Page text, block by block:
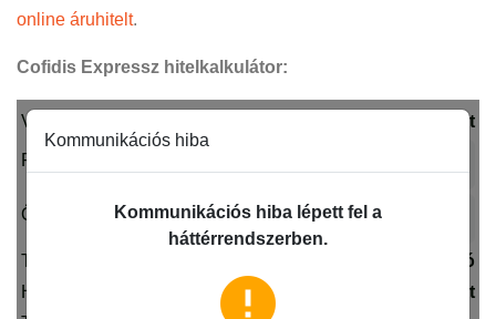
online áruhitelt.
Cofidis Expressz hitelkalkulátor: